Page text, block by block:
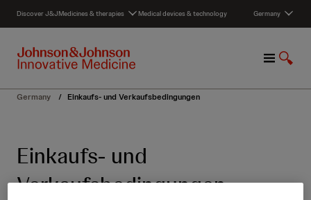
c
Discover J&JMedicines & therapies Medical devices & technology Germany
M
n
S
o
c
Germany / Einkaufs- und Verkaufsbedingungen
Einkaufs- und
Verkaufsbedingungen